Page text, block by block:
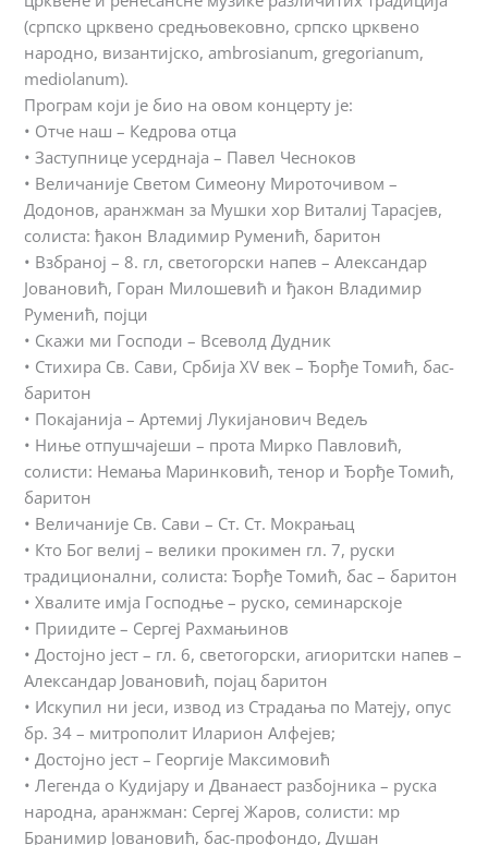
(српско црквено средњовековно, српско црквено
народно, византијско, ambrosianum, gregorianum,
mediolanum).
Програм који је био на овом концерту је:
• Отче наш – Кедрова отца
• Заступнице усерднаја – Павел Чесноков
• Величаније Светом Симеону Мироточивом –
Додонов, аранжман за Мушки хор Виталиј Тарасјев,
солиста: ђакон Владимир Руменић, баритон
• Взбраној – 8. гл, светогорски напев – Александар
Јовановић, Горан Милошевић и ђакон Владимир
Руменић, појци
• Скажи ми Господи – Всеволд Дудник
• Стихира Св. Сави, Србија XV век – Ђорђе Томић, бас-
баритон
• Покајанија – Артемиј Лукијанович Ведељ
• Ниње отпушчајеши – прота Мирко Павловић,
солисти: Немања Маринковић, тенор и Ђорђе Томић,
баритон
• Величаније Св. Сави – Ст. Ст. Мокрањац
• Кто Бог велиј – велики прокимен гл. 7, руски
традиционални, солиста: Ђорђе Томић, бас – баритон
• Хвалите имја Господње – руско, семинарскоје
• Приидите – Сергеј Рахмањинов
• Достојно јест – гл. 6, светогорски, агиоритски напев –
Александар Јовановић, појац баритон
• Искупил ни јеси, извод из Страдања по Матеју, опус
бр. 34 – митрополит Иларион Алфејев;
• Достојно јест – Георгије Максимовић
• Легенда о Кудијару и Дванаест разбојника – руска
народна, аранжман: Сергеј Жаров, солисти: мр
Бранимир Јовановић, бас-профондо, Душан